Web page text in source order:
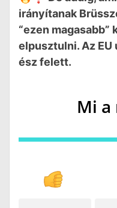
irányítanak
“ezen
elpusztulni. Az EU
ész felett.
Mi a